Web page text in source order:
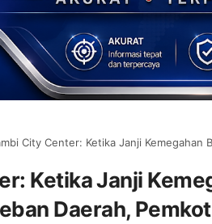
City Center: Ketika Janji Kemegahan Berujung Mangkrak
Ketika Janji
Daerah,